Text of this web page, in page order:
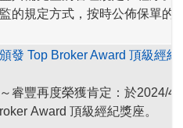
險
的規定方式，按時公佈保單的
訊透明度，香港保險公司不僅
現率，
客觀的評估保單的整體表現。
發 Top Broker Award 頂級經
睿豐再度榮獲肯定：於2024/4/
Award 頂級經紀獎座。